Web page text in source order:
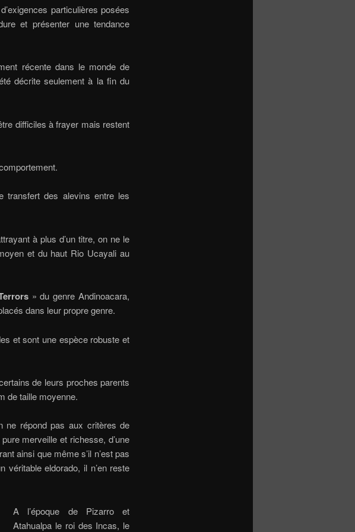
particulières posées
et présenter une tendance
récente dans le monde de
décrite seulement à la fin du
difficiles à frayer mais restent
transfert des alevins entre les
à plus d’un titre, on ne le
et du haut Rio Ucayali au
» du genre Andinoacara,
dans leur propre genre.
et sont une espèce robuste et
de leurs proches parents
de taille moyenne.
ne répond pas aux critères de
merveille et richesse, d’une
ainsi que même s’il n’est pas
véritable eldorado, il n’en reste
A l’époque de Pizarro et
Atahualpa le roi des Incas, le